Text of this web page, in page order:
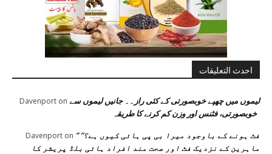
احدث التعليقات
Davenport on لیموں میں چھپے خوبصورتی کے کئی راز۔۔ جانیں لیموں سے
خوبصورتی، فٹنس اور وزن کم کرنے کا طریقہ
Davenport on ” فٹ ہونے کے باوجود میرا بی پی ہائی کیوں ہے؟”
ماہرین کے نزدیک فٹ اور صحت مند افراد ہائی بلڈ پریشر کا